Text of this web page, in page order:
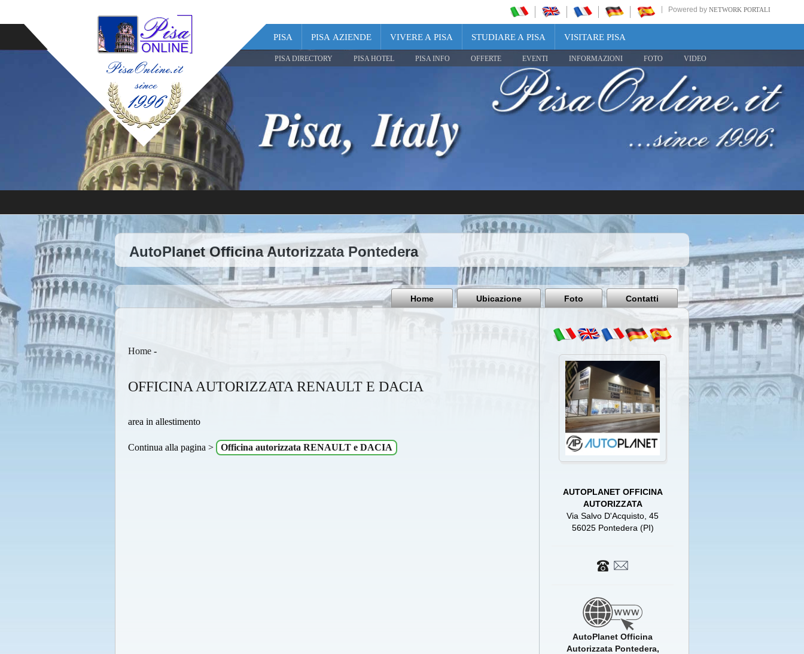
Powered by NETWORK PORTALI
PISA PISA AZIENDE VIVERE A PISA STUDIARE A PISA VISITARE PISA
PISA DIRECTORY PISA HOTEL PISA INFO OFFERTE EVENTI INFORMAZIONI FOTO VIDEO
Share
Pisa
Italy
AutoPlanet Officina Autorizzata Pontedera
Home Ubicazione Foto Contatti
Home -
OFFICINA AUTORIZZATA RENAULT E DACIA
area in allestimento
Continua alla pagina > Officina autorizzata RENAULT e DACIA
AUTOPLANET OFFICINA
AUTORIZZATA
Via Salvo D'Acquisto, 45
56025 Pontedera (PI)
AutoPlanet Officina
Autorizzata Pontedera,